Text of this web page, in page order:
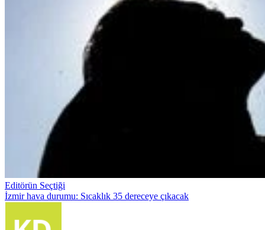
Editörün Seçtiği
İzmir hava durumu: Sıcaklık 35 dereceye çıkacak